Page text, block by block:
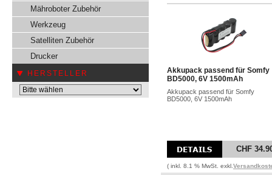
Mähroboter Zubehör
Werkzeug
Satelliten Zubehör
Drucker
HERSTELLER
Akkupack passend für Somfy
BD5000, 6V 1500mAh
Akkupack passend für Somfy
BD5000, 6V 1500mAh
CHF
( inkl. 8.1 % MwSt. exkl.